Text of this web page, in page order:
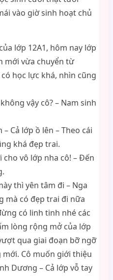
vào giờ sinh hoạt chủ
lớp 12A1, hôm nay lớp
mới vừa chuyển từ
học lực khá, nhìn cũng
vậy cô? – Nam sinh
Cả lớp ồ lên – Theo cái
khá đẹp trai.
vô lớp nha cô! – Đến
thì yên tâm đi – Nga
mà có đẹp trai đi nữa
có linh tinh nhé các
lòng rộng mở của lớp
qua giai đoạn bỡ ngỡ
Cô muốn giới thiệu
Dương – Cả lớp vỗ tay